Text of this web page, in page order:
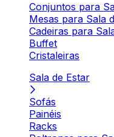
Conjuntos para
Mesas para Sala
Cadeiras para
Buffet
Cristaleiras
Sala de Estar
Sofás
Painéis
Racks